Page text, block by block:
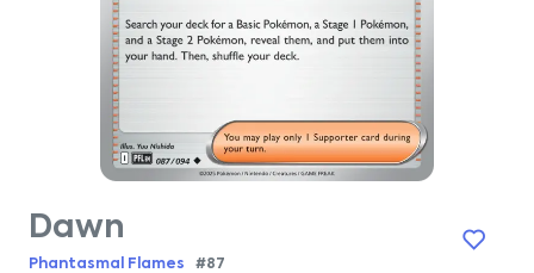
Dawn
Phantasmal Flames #87